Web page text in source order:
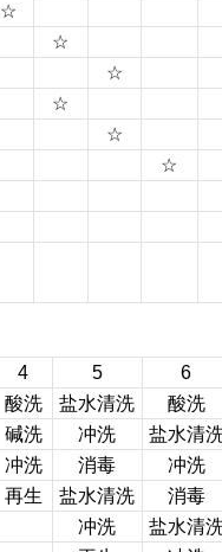
☆
☆
☆
☆
☆
☆
4 5
6
酸洗 盐水清洗
酸洗
碱洗 冲洗
盐水清
冲洗 消毒
冲洗
再生 盐水清洗
消毒
冲洗
盐水清